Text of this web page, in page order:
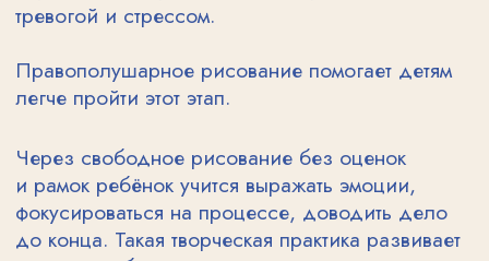
Развитие зрительного восприятия
и мелкой моторики — рука
постепенно привыкает к
уверенным движениям, что
полезно и для письма.
С помощью интуитивного рисования
которые пригодятся ребёнку
в жизни и в обучении: